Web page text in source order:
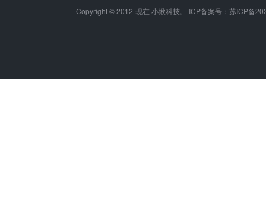
Copyright © 2012-现在 小揪科技, ICP备案号： 苏ICP备